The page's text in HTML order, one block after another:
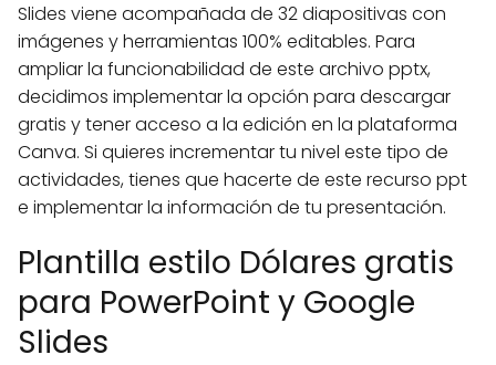
Slides viene acompañada de 32 diapositivas con
imágenes y herramientas 100% editables. Para
ampliar la funcionabilidad de este archivo pptx,
decidimos implementar la opción para descargar
gratis y tener acceso a la edición en la plataforma
Canva. Si quieres incrementar tu nivel este tipo de
actividades, tienes que hacerte de este recurso ppt
e implementar la información de tu presentación.
Plantilla estilo Dólares gratis
para PowerPoint y Google
Slides